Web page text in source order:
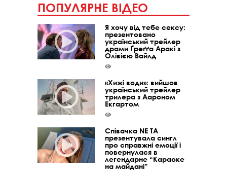
ПОПУЛЯРНЕ ВІДЕО
Я хочу від тебе сексу:
презентовано
український трейлер
драми Ґреґґа Аракі з
Олівією Вайлд
«Хижі води»: вийшов
український трейлер
трилера з Аароном
Екгартом
Співачка NE TA
презентувала сингл
про справжні емоції і
повернулася в
легендарне “Караоке
на майдані”